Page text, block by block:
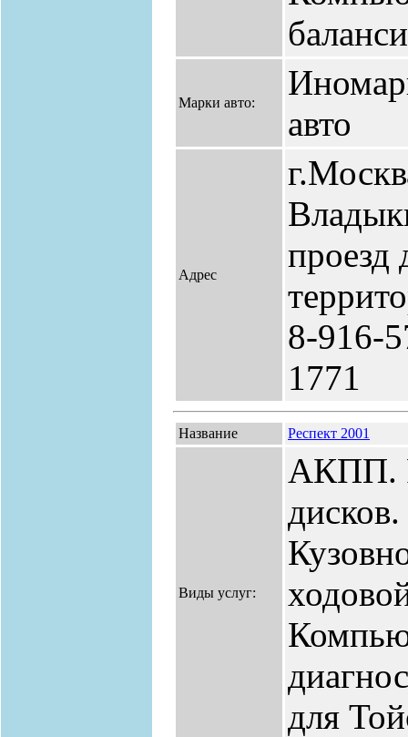
Марки авто:
авто
Адрес
проезд
8-916-
1771
Название Респект 2001
Виды услуг:
АКПП.
для